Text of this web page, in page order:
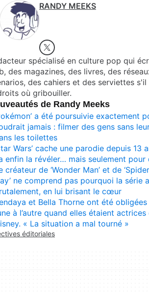
RANDY MEEKS
spécialisé en culture pop qui
des magazines, des livres, des
des cahiers et des serviettes
où gribouiller.
de Randy Meeks
a été poursuivie exactement
jamais : filmer des gens sans
les toilettes
Wars’ cache une parodie depuis 13
enfin la révéler… mais seulement pour
créateur de ‘Wonder Man’ et de
ne comprend pas pourquoi la série
en lui brisant le cœur
et Bella Thorne ont été
à l’autre quand elles étaient
« La situation a mal tourné »
éditoriales